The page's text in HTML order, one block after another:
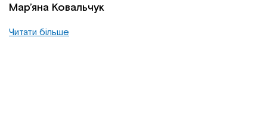
Мар’яна Ковальчук
Читати більше